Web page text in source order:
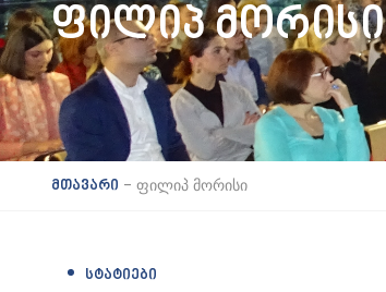
ᲤᲘᲚᲘᲞ ᲛᲝᲠᲘᲡᲘ
მთავარი - ფილიპ მორისი
ᲡᲢᲐᲢᲘᲔᲑᲘ